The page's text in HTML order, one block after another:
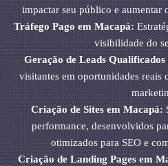
impactar seu público e aumentar
Tráfego Pago em Macapá:
visibilidade do
Geração de Leads
visitantes em oportunidades reais
Criação de Sites em Macapá:
performance, desenvolvidos
otimizados para SEO e
Criação de Landing Pages em